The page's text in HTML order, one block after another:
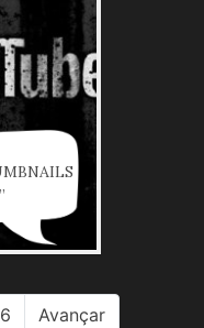
6 Avançar